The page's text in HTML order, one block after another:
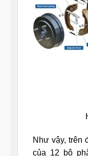
Như vậy, trên
của 12 bộ